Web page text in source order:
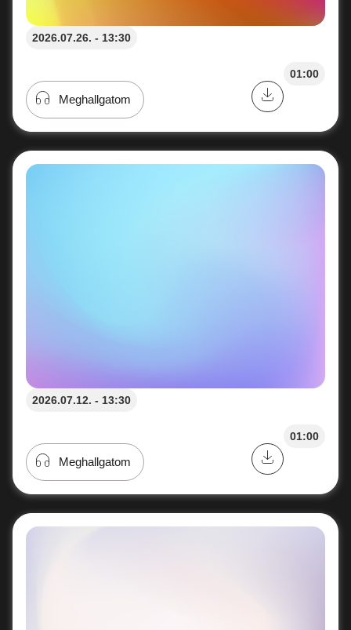
2026.07.26. - 13:30
01:00
Meghallgatom
2026.07.12. - 13:30
01:00
Meghallgatom